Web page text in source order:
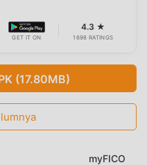
GET IT ON
4.3 ★
1698 RATINGS
(17.80MB)
myFICO